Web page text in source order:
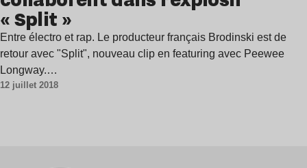
« Split »
Entre électro et rap. Le producteur français Brodinski est de
retour avec "Split", nouveau clip en featuring avec Peewee
Longway.…
12 juillet 2018